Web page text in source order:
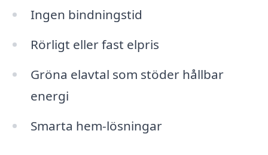
Ingen bindningstid
Rörligt eller fast elpris
Gröna elavtal som stöder hållbar
energi
Smarta hem-lösningar